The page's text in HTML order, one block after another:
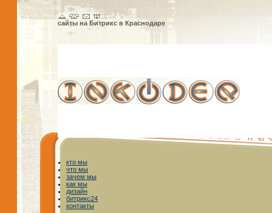
сайты на Битрикс в Краснодаре
кто мы
что мы
зачем мы
как мы
дизайн
битрикс24
контакты